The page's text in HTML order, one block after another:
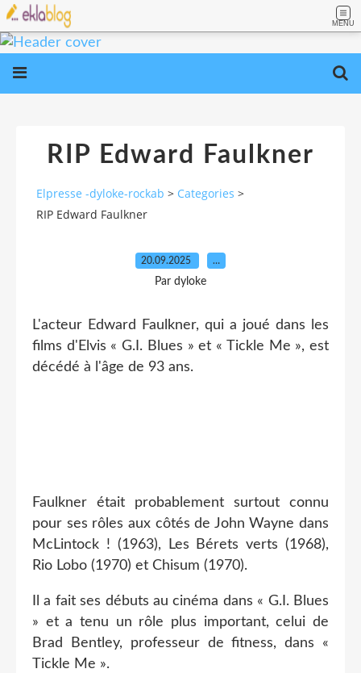
MENU
RIP Edward Faulkner
Elpresse -dyloke-rockab > Categories >
RIP Edward Faulkner
20.09.2025 …
Par dyloke
L'acteur Edward Faulkner, qui a joué dans les
films d'Elvis « G.I. Blues » et « Tickle Me », est
décédé à l'âge de 93 ans.
Faulkner était probablement surtout connu
pour ses rôles aux côtés de John Wayne dans
McLintock ! (1963), Les Bérets verts (1968),
Rio Lobo (1970) et Chisum (1970).
Il a fait ses débuts au cinéma dans « G.I. Blues
» et a tenu un rôle plus important, celui de
Brad Bentley, professeur de fitness, dans «
Tickle Me ».